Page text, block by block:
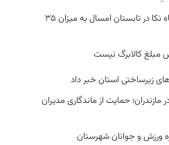
پس از ماه ها توان عملی تولید نیروگاه نکا در تابستان امسال به میزان ۳۵
مبلغ کالابرگ نیست
زیرساختی استان خبر داد
حمایت از ماندگاری مدیران
ورزش و جوانان شهرستان